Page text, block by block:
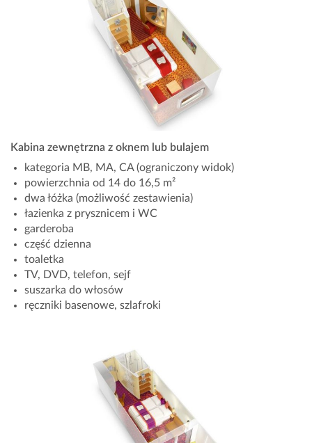
Kabina zewnętrzna z oknem lub bulajem
kategoria MB, MA, CA (ograniczony widok)
powierzchnia od 14 do 16,5 m²
dwa łóżka (możliwość zestawienia)
łazienka z prysznicem i WC
garderoba
część dzienna
toaletka
TV, DVD, telefon, sejf
suszarka do włosów
ręczniki basenowe, szlafroki